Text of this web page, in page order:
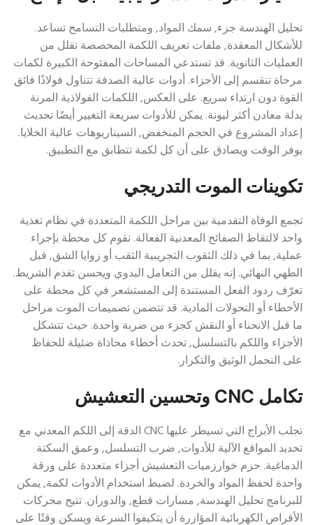
تحليل الهندسة جزء, سمك المواد, ومتطلبات التسامح تساعد.
للأشكال المعقدة, ملفات تعريف اللكمة المخصصة تقلل من
العمليات الثانوية. قد تستدعي المساحات المفتوحة الكبيرة لكمات
مرحاة تنقسم إلى الأجزاء. أدوات عالية الصدفة تتناول فولاذًا فائق
القوة دون ارتداء سريع. على العكس, اللكمات الفولاذية المرنة
بدلة معادن أكثر ليونة. يمكن للأدوات سريعة التغيير أيضًا تحديث
إعداد المشروع في الحجم المنخفض, السيناريوهات عالية الخلايا.
يوفر الوقت ويصادق على أن كل لكمة تتطابق مع التطبيق.
تكوينات الموت التدريجي
تجمع الوفاة التقدمية بين مراحل اللكمة المتعددة في نظام تغذية
واحد لالتقاط الصفائح المعدنية الفعالة. تقوم كل محطة بإجراء
عملية, بما في ذلك الثقوب التجريبية الثقب أو زوايا الشق, قبل
الطهي النهائي. إنه يقلل من التعامل اليدوي ويحسن تقدم الشريط.
تعرّف ردود الفعل المستندة إلى المستشعر في كل محطة على
الأخطاء أو التحولات المادية. قد تتضمن تصميمات الموت مراحل
ما قبل الانحناء أو النقش كجزء من ضربة واحدة. حيث تتشكل
الأجزاء واللكم بالتسلسل, تحدث أخطاء محاذاة ضئيلة للحفاظ
على التحمل الوثيق والتكرار.
تكامل CNC وتحسين التعشيش
تجلب الأبراج التي تسيطر عليها CNC الدقة إلى اللكم المعدني مع
تحديد المواقع الآلية للأدوات, ضرب التسلسل, وعمق السكتة
الدماغية. حزم خوارزميات التعشيش أجزاء متعددة على ورقة
واحدة لحفظ المواد والخردة. لضبط استخدام الأدوات لكمة, يمكن
للبرنامج تحليل الهندسة, مسارات قطع, والدوران. تتيح محركات
الأقراص الكهربائية المؤازرة أن يتكيفوا السرعة ويسكن وقتًا على